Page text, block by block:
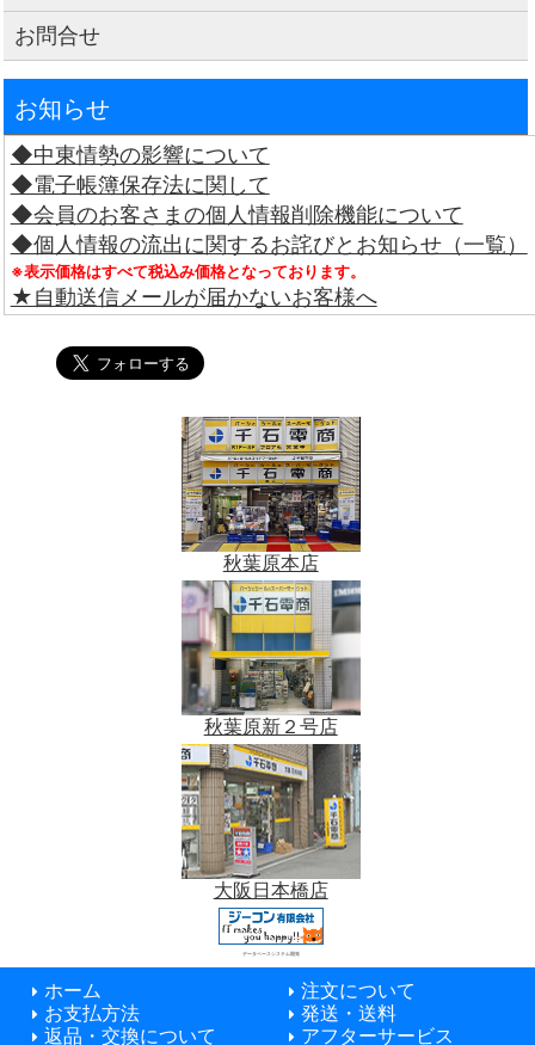
お問合せ
お知らせ
◆中東情勢の影響について
◆電子帳簿保存法に関して
◆会員のお客さまの個人情報削除機能について
◆個人情報の流出に関するお詫びとお知らせ（一覧）
※表示価格はすべて税込み価格となっております。
★自動送信メールが届かないお客様へ
秋葉原本店
秋葉原新２号店
大阪日本橋店
データベースシステム開発
ホーム
注文について
お支払方法
発送・送料
返品・交換について
アフターサービス